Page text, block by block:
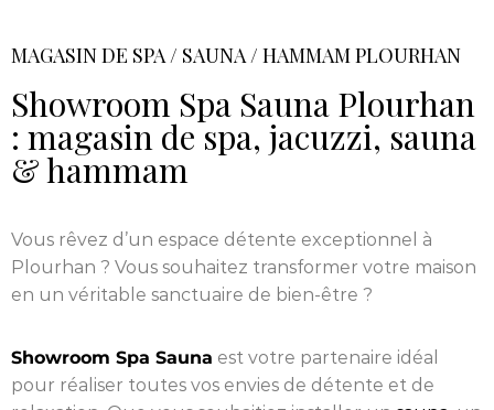
MAGASIN DE SPA / SAUNA / HAMMAM PLOURHAN
Showroom Spa Sauna Plourhan
: magasin de spa, jacuzzi, sauna
& hammam
Vous rêvez d’un espace détente exceptionnel à
Plourhan ? Vous souhaitez transformer votre maison
en un véritable sanctuaire de bien-être ?
Showroom Spa Sauna est votre partenaire idéal
pour réaliser toutes vos envies de détente et de